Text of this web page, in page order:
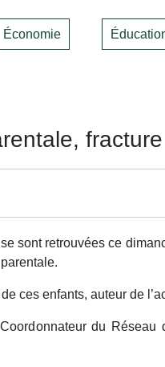
Économie
sont retrouvées ce
ces enfants, auteur de
du